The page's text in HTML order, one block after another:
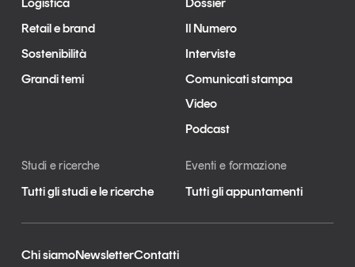
Retail e brand
Sostenibilità
Grandi temi
Il Numero
Interviste
Comunicati stampa
Video
Podcast
Studi e ricerche
Tutti gli studi e le ricerche
Eventi e formazione
Tutti gli appuntamenti
Chi siamoNewsletterContatti